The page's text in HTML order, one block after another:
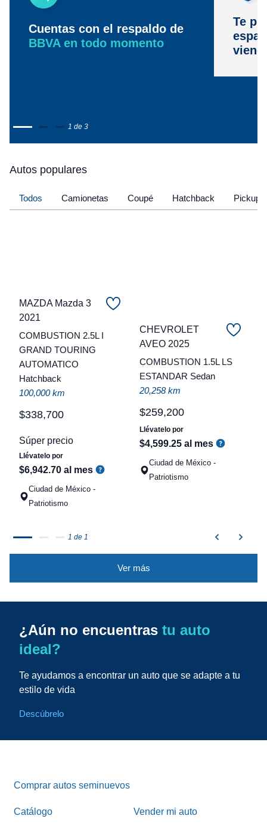
Cuentas con el respaldo de
BBVA en todo momento
Te
1 de 3
Autos populares
Todos Camionetas Coupé Hatchback Pickup
MAZDA Mazda 3
2021
COMBUSTION 2.5L I
GRAND TOURING
AUTOMATICO
Hatchback
100,000 km
$338,700
Súper precio
Llévatelo por
$6,942.70 al mes
Ciudad de México -
Patriotismo
CHEVROLET
AVEO 2025
COMBUSTION 1.5L LS
ESTANDAR Sedan
20,258 km
$259,200
Llévatelo por
$4,599.25 al mes
Ciudad de México -
Patriotismo
1 de 1
Ver más
¿Aún no encuentras tu auto
ideal?
Te ayudamos a encontrar un auto que se adapte a tu
estilo de vida
Descúbrelo
Comprar autos seminuevos
Catálogo Vender mi auto